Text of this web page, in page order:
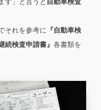
それを参考に
『自動車検
検査申請書』 各書類を